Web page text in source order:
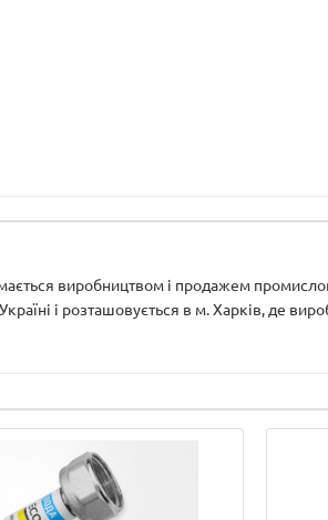
виробництвом і продажем
і розташовується в м. Харків, де